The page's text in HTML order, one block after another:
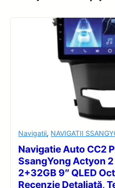
Navigatii, NAVIGATII
Navigatie Auto CC2
SsangYong Actyon
2+32GB 9″ QLED
Recenzie Detaliată,